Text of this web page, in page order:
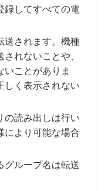
録してすべての電
送されます。機種
れないことや、
いことがありま
しく表示されない
の読み出しは行い
により可能な場合
グループ名は転送